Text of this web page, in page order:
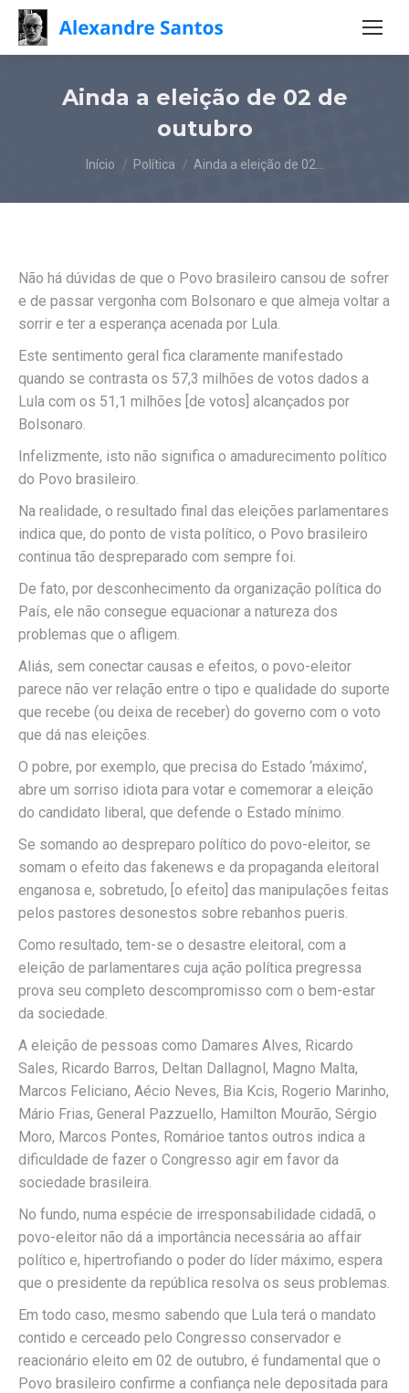
Ainda a eleição de 02 de
outubro
Você está aqui:
Início Política Ainda a eleição de 02…
Não há dúvidas de que o Povo brasileiro cansou de sofrer
e de passar vergonha com Bolsonaro e que almeja voltar a
sorrir e ter a esperança acenada por Lula.
Este sentimento geral fica claramente manifestado
quando se contrasta os 57,3 milhões de votos dados a
Lula com os 51,1 milhões [de votos] alcançados por
Bolsonaro.
Infelizmente, isto não significa o amadurecimento político
do Povo brasileiro.
Na realidade, o resultado final das eleições parlamentares
indica que, do ponto de vista político, o Povo brasileiro
continua tão despreparado com sempre foi.
De fato, por desconhecimento da organização política do
País, ele não consegue equacionar a natureza dos
problemas que o afligem.
Aliás, sem conectar causas e efeitos, o povo-eleitor
parece não ver relação entre o tipo e qualidade do suporte
que recebe (ou deixa de receber) do governo com o voto
que dá nas eleições.
O pobre, por exemplo, que precisa do Estado ‘máximo’,
abre um sorriso idiota para votar e comemorar a eleição
do candidato liberal, que defende o Estado mínimo.
Se somando ao despreparo político do povo-eleitor, se
somam o efeito das fakenews e da propaganda eleitoral
enganosa e, sobretudo, [o efeito] das manipulações feitas
pelos pastores desonestos sobre rebanhos pueris.
Como resultado, tem-se o desastre eleitoral, com a
eleição de parlamentares cuja ação política pregressa
prova seu completo descompromisso com o bem-estar
da sociedade.
A eleição de pessoas como Damares Alves, Ricardo
Sales, Ricardo Barros, Deltan Dallagnol, Magno Malta,
Marcos Feliciano, Aécio Neves, Bia Kcis, Rogerio Marinho,
Mário Frias, General Pazzuello, Hamilton Mourão, Sérgio
Moro, Marcos Pontes, Romárioe tantos outros indica a
dificuldade de fazer o Congresso agir em favor da
sociedade brasileira.
No fundo, numa espécie de irresponsabilidade cidadã, o
povo-eleitor não dá a importância necessária ao affair
político e, hipertrofiando o poder do líder máximo, espera
que o presidente da república resolva os seus problemas.
Em todo caso, mesmo sabendo que Lula terá o mandato
contido e cerceado pelo Congresso conservador e
reacionário eleito em 02 de outubro, é fundamental que o
Povo brasileiro confirme a confiança nele depositada para